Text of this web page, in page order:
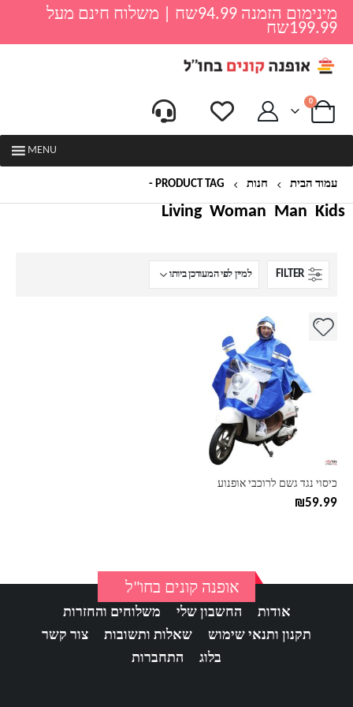
מינימום הזמנה 94.99שח | משלוח חינם מעל
199.99שח
0
MENU
עמוד הבית חנות PRODUCT TAG -
Kids
Man
Woman
Living
FILTER
כיסוי נגד גשם לרוכבי אופנוע
₪59.99
למוצר
סוגים.
האפשרויות
אופנה קונים בחו"ל
אודות החשבון שלי
משלוחים והחזרות
תקנון ותנאי שימוש
שאלות ותשובות
צור קשר
בלוג
התחברות